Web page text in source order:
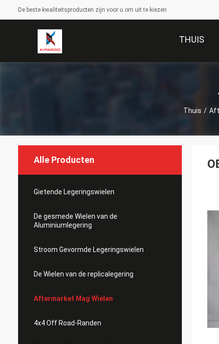
De beste kwaliteitsproducten zijn voor u om uit te kiezen
THUIS
Thuis /
Alle Producten
Gietende Legeringswielen
De gesmede Wielen van de
Aluminiumlegering
Stroom Gevormde Legeringswielen
De Wielen van de replicalegering
Aftermarket Mag Wielen
4x4 Off Road-Randen